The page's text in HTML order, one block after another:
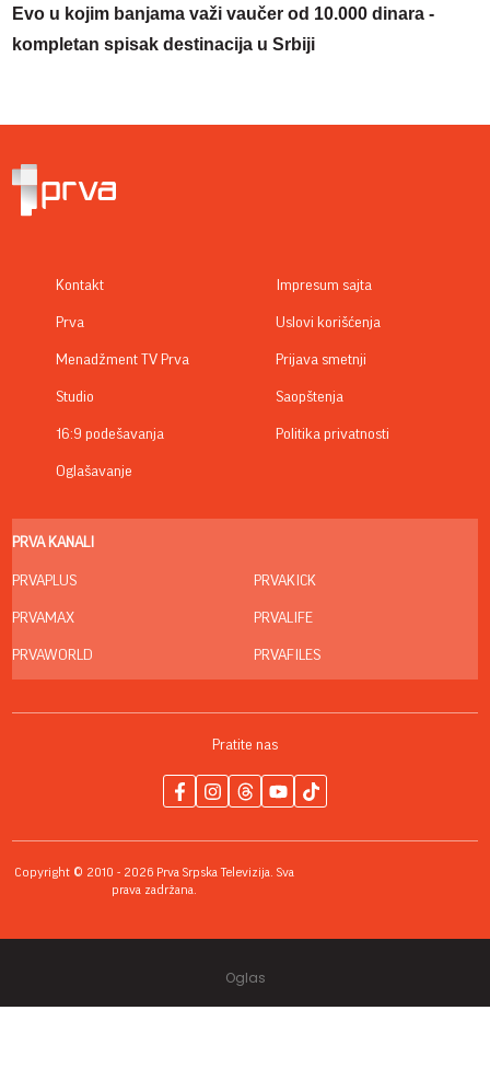
Evo u kojim banjama važi vaučer od 10.000 dinara -
kompletan spisak destinacija u Srbiji
Kontakt
Prva
Menadžment TV Prva
Studio
16:9 podešavanja
Oglašavanje
Impresum sajta
Uslovi korišćenja
Prijava smetnji
Saopštenja
Politika privatnosti
PRVA KANALI
PRVAPLUS
PRVAMAX
PRVAWORLD
PRVAKICK
PRVALIFE
PRVAFILES
Pratite nas
Copyright © 2010 - 2026 Prva Srpska Televizija. Sva
prava zadržana.